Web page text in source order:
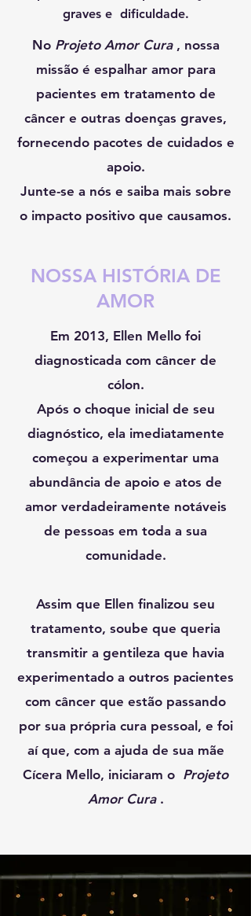
NOSSA HISTÓRIA DE
AMOR
Em 2013, Ellen Mello foi
diagnosticada com câncer de
cólon.
Após o choque inicial de seu
diagnóstico, ela imediatamente
começou a experimentar uma
abundância de apoio e atos de
amor verdadeiramente notáveis
de pessoas em toda a sua
comunidade.
Assim que Ellen finalizou seu
tratamento, soube que queria
transmitir a gentileza que havia
experimentado a outros pacientes
com câncer que estão passando
por sua própria cura pessoal, e foi
aí que, com a ajuda de sua mãe
Cícera Mello, iniciaram o Projeto
Amor Cura.
graves e dificuldade.
No Projeto Amor Cura, nossa
missão é espalhar amor para
pacientes em tratamento de
câncer e outras doenças graves,
fornecendo pacotes de cuidados e
apoio.
Junte-se a nós e saiba mais sobre
o impacto positivo que causamos.